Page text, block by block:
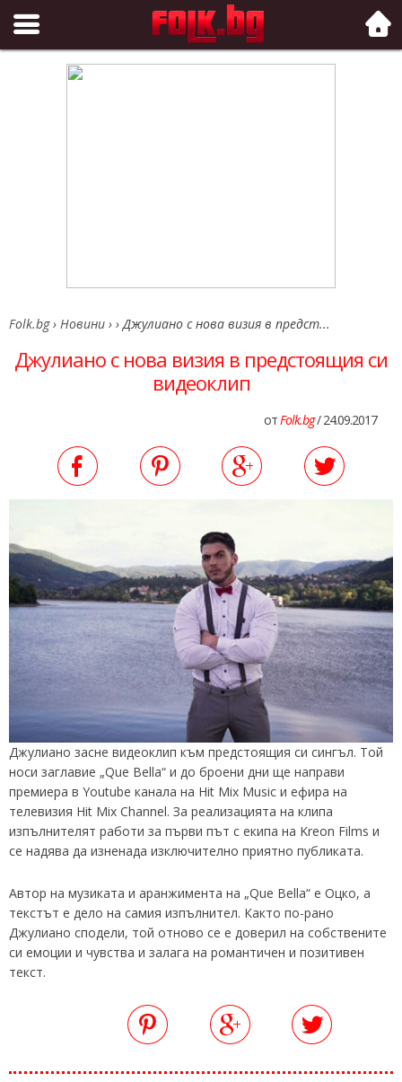
Folk.bg
Folk.bg › Новини › ›Джулиано с нова визия в предст...
Джулиано с нова визия в предстоящия си
видеоклип
отFolk.bg/ 24.09.2017
Джулиано засне видеоклип към предстоящия си сингъл. Той
носи заглавие „Que Bella“ и до броени дни ще направи
премиера в Youtube канала на Hit Mix Music и ефира на
телевизия Hit Mix Channel. За реализацията на клипа
изпълнителят работи за първи път с екипа на Kreon Films и
се надява да изненада изключително приятно публиката.
Автор на музиката и аранжимента на „Que Bella“ e Оцко, а
текстът е дело на самия изпълнител. Както по-рано
Джулиано сподели, той отново се е доверил на собствените
си емоции и чувства и залага на романтичен и позитивен
текст.